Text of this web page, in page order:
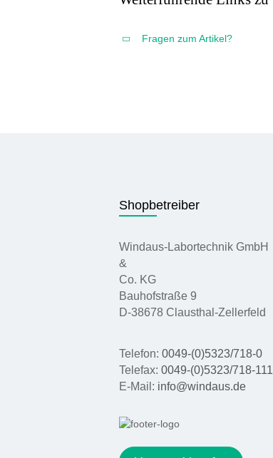
Fragen zum Artikel?
Shopbetreiber
Windaus-Labortechnik GmbH
&
Co. KG
Bauhofstraße 9
D-38678 Clausthal-Zellerfeld
Telefon: 0049-(0)5323/718-0
Telefax: 0049-(0)5323/718-111
E-Mail: info@windaus.de